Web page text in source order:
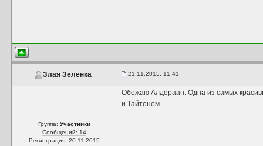
Злая Зелёнка 21.11.2015, 11:41
Группа: Участники
Сообщений: 14
Регистрация: 20.11.2015
Обожаю Алдераан. Одна из самых
и Тайтоном.